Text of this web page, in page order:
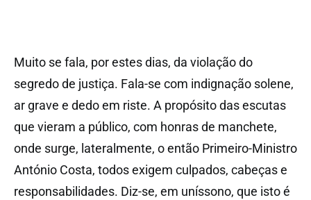
Muito se fala, por estes dias, da violação do
segredo de justiça. Fala-se com indignação solene,
ar grave e dedo em riste. A propósito das escutas
que vieram a público, com honras de manchete,
onde surge, lateralmente, o então Primeiro-Ministro
António Costa, todos exigem culpados, cabeças e
responsabilidades. Diz-se, em uníssono, que isto é